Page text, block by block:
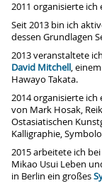
2011 organisierte ich
Seit 2013 bin ich
dessen Grundlagen
2013 veranstaltete
David Mitchell,
Hawayo Takata.
2014 organisierte ich
von Mark Hosak,
Ostasiatischen
Kalligraphie,
2015 arbeitete ich
Mikao Usui Leben
in Berlin ein großes